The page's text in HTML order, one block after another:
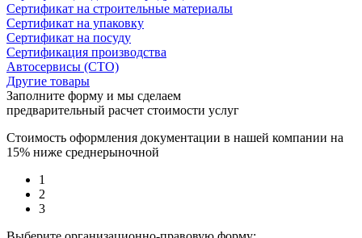
Сертификат на строительные материалы
Сертификат на упаковку
Сертификат на посуду
Сертификация производства
Автосервисы (СТО)
Другие товары
Заполните форму и мы сделаем
предварительный расчет стоимости услуг
Стоимость оформления документации в нашей компании на
15% ниже среднерыночной
1
2
3